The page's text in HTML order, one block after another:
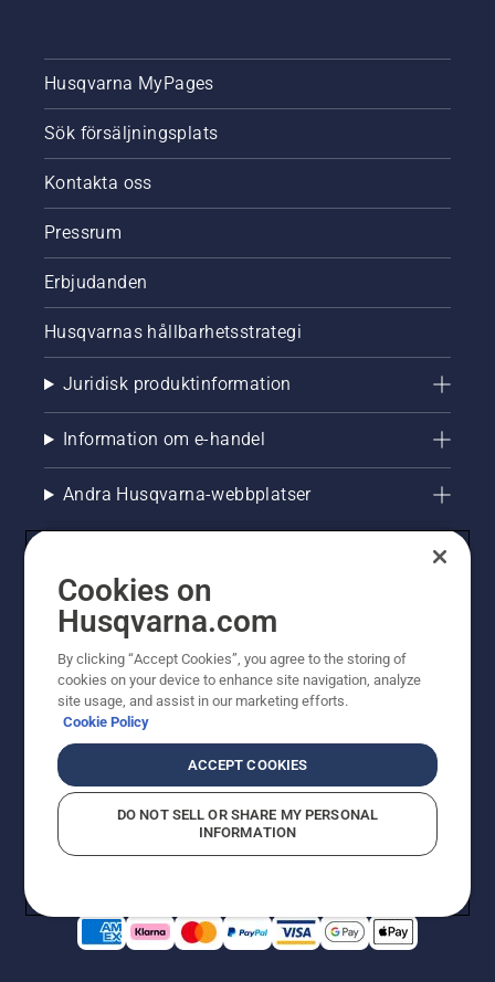
Husqvarna MyPages
Sök försäljningsplats
Kontakta oss
Pressrum
Erbjudanden
Husqvarnas hållbarhetsstrategi
Juridisk produktinformation
Information om e-handel
Andra Husqvarna-webbplatser
© Husqvarna AB (publ). All rights reserved. Priserna
som visas är rekommenderade cirkapriser. Alla angivna
priser är rekommenderade försäljningspriser (inkl.
moms) om inte produkten är tillgänglig för direkt köp.
CookiepolicyAnvändningsvillkor Sekretessmeddelande
Företagsinformation
Cookies on
Husqvarna.com
By clicking “Accept Cookies”, you agree to the storing of
cookies on your device to enhance site navigation, analyze
site usage, and assist in our marketing efforts.
Cookie Policy
ACCEPT COOKIES
DO NOT SELL OR SHARE MY PERSONAL
INFORMATION